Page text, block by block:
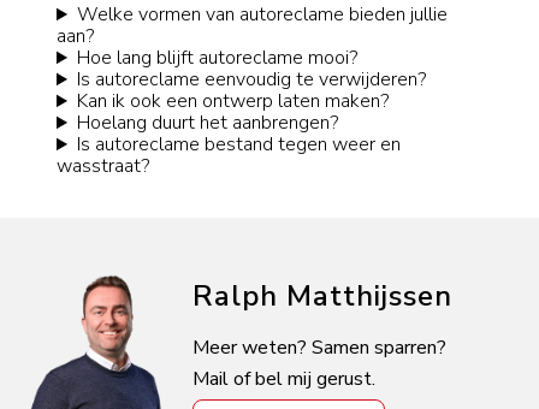
Welke vormen van autoreclame bieden jullie
aan?
Hoe lang blijft autoreclame mooi?
Is autoreclame eenvoudig te verwijderen?
Kan ik ook een ontwerp laten maken?
Hoelang duurt het aanbrengen?
Is autoreclame bestand tegen weer en
wasstraat?
Ralph Matthijssen
Meer weten? Samen sparren?
Mail of bel mij gerust.